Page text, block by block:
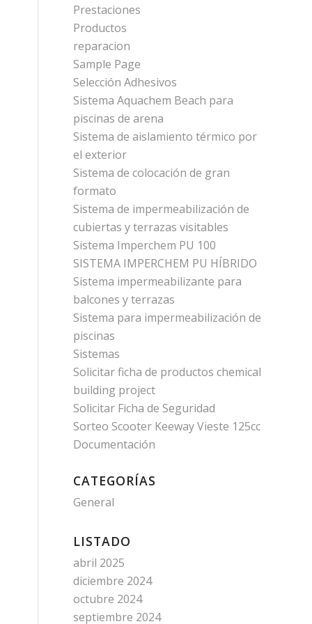
Prestaciones
Productos
reparacion
Sample Page
Selección Adhesivos
Sistema Aquachem Beach para
piscinas de arena
Sistema de aislamiento térmico por
el exterior
Sistema de colocación de gran
formato
Sistema de impermeabilización de
cubiertas y terrazas visitables
Sistema Imperchem PU 100
SISTEMA IMPERCHEM PU HÍBRIDO
Sistema impermeabilizante para
balcones y terrazas
Sistema para impermeabilización de
piscinas
Sistemas
Solicitar ficha de productos chemical
building project
Solicitar Ficha de Seguridad
Sorteo Scooter Keeway Vieste 125cc
Documentación
CATEGORÍAS
General
LISTADO
abril 2025
diciembre 2024
octubre 2024
septiembre 2024